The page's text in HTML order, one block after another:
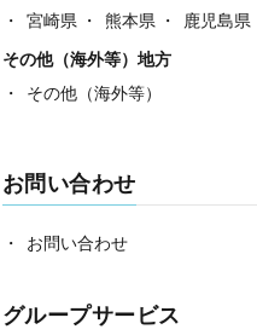
宮崎県 熊本県 鹿児島県
その他（海外等）地方
その他（海外等）
お問い合わせ
お問い合わせ
グループサービス